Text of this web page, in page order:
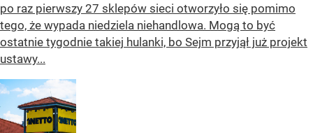
po raz pierwszy 27 sklepów sieci otworzyło się pomimo
tego, że wypada niedziela niehandlowa. Mogą to być
ostatnie tygodnie takiej hulanki, bo Sejm przyjął już projekt
ustawy...